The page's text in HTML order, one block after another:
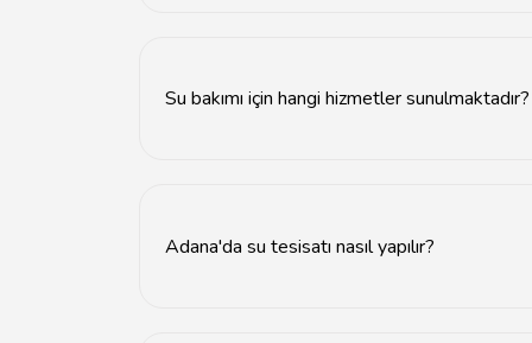
Su bakımı için hangi hizmetler sunulmaktadır?
Adana'da su tesisatı nasıl yapılır?